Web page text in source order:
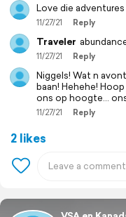
Love die
11/27/21 Reply
Traveler
11/27/21 Reply
Niggels! Wat n
baan! Hehehe!
ons op hoogte...
11/27/21 Reply
2 likes